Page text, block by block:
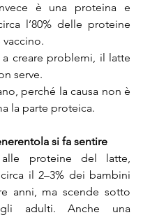
è una proteina e
l’80% delle proteine
creare problemi, il latte
serve.
perché la causa non è
la parte proteica.
si fa sentire
proteine del latte,
il 2–3% dei bambini
anni, ma scende sotto
adulti. Anche una